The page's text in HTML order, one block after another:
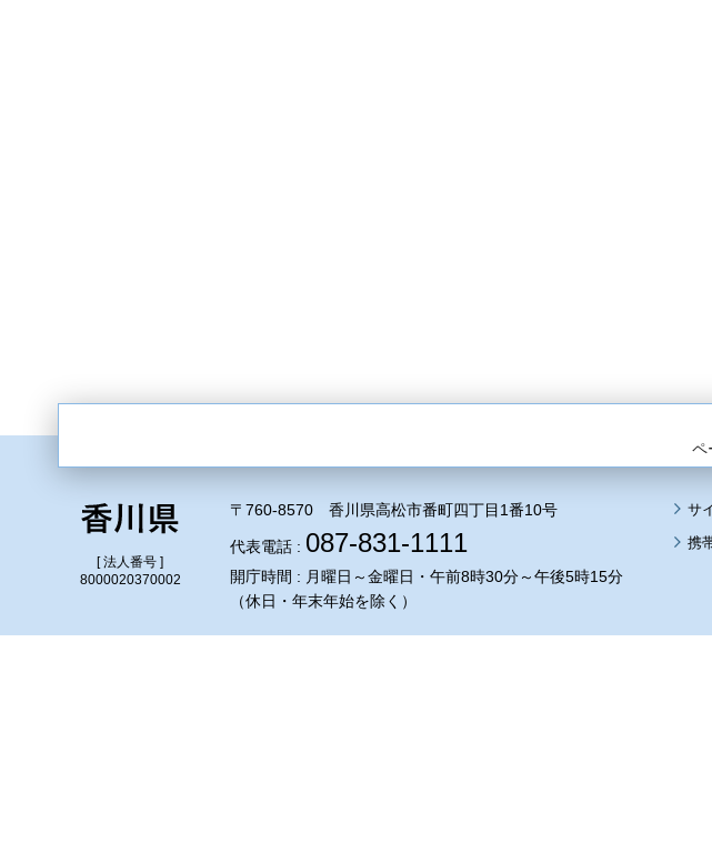
ペ
[ 法人番号 ]
8000020370002
〒760-8570 香川県高松市番町四丁目1番10号
代表電話 : 087-831-1111
開庁時間 : 月曜日～金曜日・午前8時30分～午後5時15分
（休日・年末年始を除く）
サ
携